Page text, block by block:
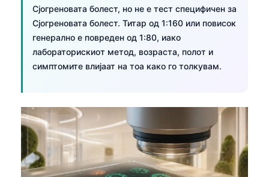
Сјогреновата болест, но не е тест специфичен за
Сјогреновата болест. Титар од 1:160 или повисок
генерално е повреден од 1:80, иако
лабораторискиот метод, возраста, полот и
симптомите влијаат на тоа како го толкувам.